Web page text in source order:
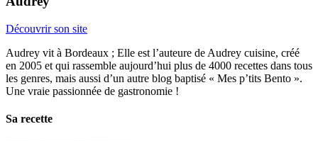
Découvrir son site
Audrey vit à Bordeaux ; Elle est l’auteure de Audrey cuisine, créé
en 2005 et qui rassemble aujourd’hui plus de 4000 recettes dans tous
les genres, mais aussi d’un autre blog baptisé « Mes p’tits Bento ».
Une vraie passionnée de gastronomie !
Sa recette